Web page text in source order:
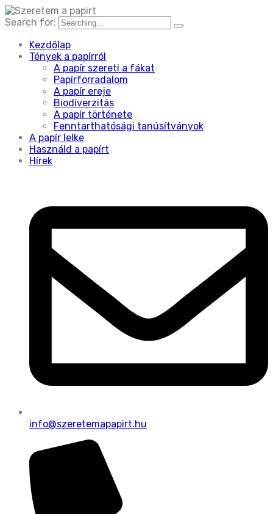
Search for:
Kezdőlap
Tények a papírról
A papír szereti a fákat
Papírforradalom
A papír ereje
Biodiverzitás
A papír története
Fenntarthatósági tanúsítványok
A papír lelke
Használd a papírt
Hírek
info@szeretemapapirt.hu